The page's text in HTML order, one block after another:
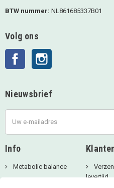
BTW nummer: NL861685337B01
Volg ons
Facebook
Nieuwsbrief
Info
Metabolic balance
levertijd